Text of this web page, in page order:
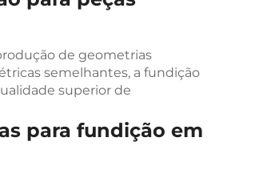
de geometrias
semelhantes, a fundição
superior de
para fundição em